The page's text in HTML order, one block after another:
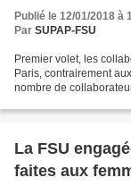
Publié le 12/01/2018 à
Par SUPAP-FSU
Premier volet, les
Paris, contrairement
nombre de
La FSU
faites aux